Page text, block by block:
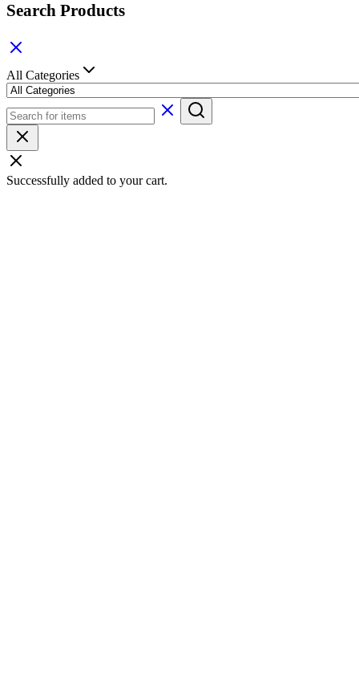
Search Products
All Categories
Successfully added to your cart.